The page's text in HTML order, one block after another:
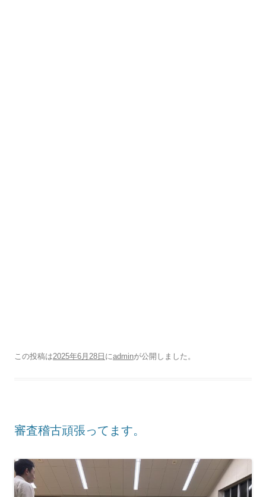
この投稿は2025年6月28日 にadminが公開しました 。
審査稽古頑張ってます。